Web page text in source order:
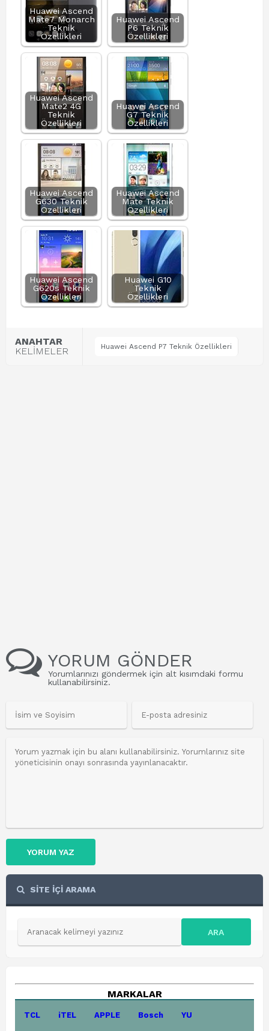
Huawei Ascend
Mate7 Monarch
Teknik
Özellikleri
Huawei Ascend
P6 Teknik
Özellikleri
Huawei Ascend
Mate2 4G
Teknik
Özellikleri
Huawei Ascend
G7 Teknik
Özellikleri
Huawei Ascend
G630 Teknik
Özellikleri
Huawei Ascend
Mate Teknik
Özellikleri
Huawei Ascend
G620s Teknik
Özellikleri
Huawei G10
Teknik
Özellikleri
ANAHTAR
KELİMELER
Huawei Ascend P7 Teknik Özellikleri
YORUM GÖNDER
Yorumlarınızı göndermek için alt kısımdaki formu
kullanabilirsiniz.
YORUM YAZ
SİTE İÇİ ARAMA
ARA
MARKALAR
TCL iTEL APPLE Bosch YU